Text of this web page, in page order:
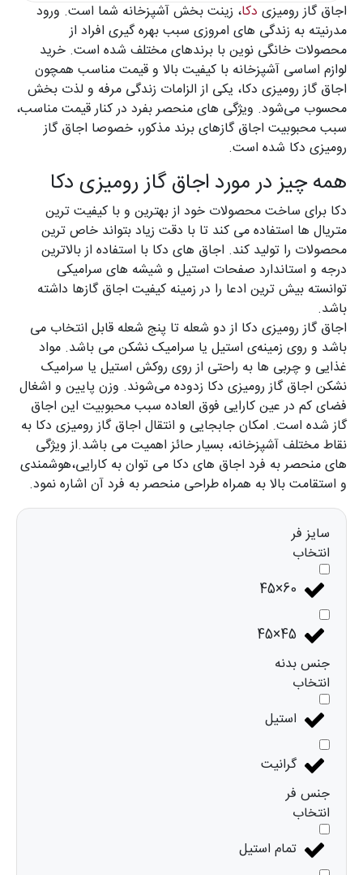
سایز فر
انتخاب
60×45
45×45
جنس بدنه
انتخاب
استیل
گرانیت
جنس فر
انتخاب
تمام استیل
اجاق گاز رومیزی دکا، زینت بخش آشپزخانه شما است. ورود
مدرنیته به زندگی های امروزی سبب بهره گیری افراد از
محصولات خانگی نوین با برندهای مختلف شده است. خرید
لوازم اساسی آشپزخانه با کیفیت بالا و قیمت مناسب همچون
اجاق گاز رومیزی دکا، یکی از الزامات زندگی مرفه و لذت بخش
محسوب می‌شود. ویژگی های منحصر بفرد در کنار قیمت مناسب،
سبب محبوبیت اجاق گازهای برند مذکور، خصوصا اجاق گاز
رومیزی دکا شده است.
همه چیز در مورد اجاق گاز رومیزی دکا
دکا برای ساخت محصولات خود از بهترین و با کیفیت ترین
متریال ها استفاده می کند تا با دقت زیاد بتواند خاص ترین
محصولات را تولید کند. اجاق های دکا با استفاده از بالاترین
درجه و استاندارد صفحات استیل و شیشه های سرامیکی
توانسته بیش ترین ادعا را در زمینه کیفیت اجاق گازها داشته
باشد.
اجاق گاز رومیزی دکا از دو شعله تا پنج شعله قابل انتخاب می
باشد و روی زمینه‌ی استیل یا سرامیک نشکن می باشد. مواد
غذایی و چربی ها به راحتی از روی روکش استیل یا سرامیک
نشکن اجاق گاز رومیزی دکا زدوده می‌شوند. وزن پایین و اشغال
فضای کم در عین کارایی فوق العاده سبب محبوبیت این اجاق
گاز شده است. امکان جابجایی و انتقال اجاق گاز رومیزی دکا به
نقاط مختلف آشپزخانه، بسیار حائز اهمیت می باشد.از ویژگی
های منحصر به فرد اجاق های دکا می توان به کارایی،هوشمندی
و استقامت بالا به همراه طراحی منحصر به فرد آن اشاره نمود.